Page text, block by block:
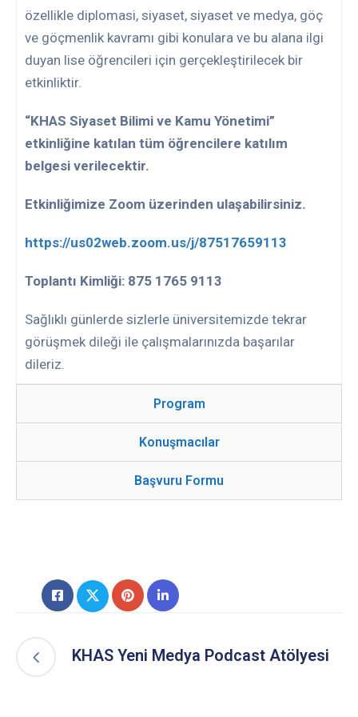
özellikle diplomasi, siyaset, siyaset ve medya, göç
ve göçmenlik kavramı gibi konulara ve bu alana ilgi
duyan lise öğrencileri için gerçekleştirilecek bir
etkinliktir.
“KHAS Siyaset Bilimi ve Kamu Yönetimi”
etkinliğine katılan tüm öğrencilere katılım
belgesi verilecektir.
Etkinliğimize Zoom üzerinden ulaşabilirsiniz.
https://us02web.zoom.us/j/87517659113
Toplantı Kimliği: 875 1765 9113
Sağlıklı günlerde sizlerle üniversitemizde tekrar
görüşmek dileği ile çalışmalarınızda başarılar
dileriz.
Program
Konuşmacılar
Başvuru Formu
KHAS Yeni Medya Podcast Atölyesi